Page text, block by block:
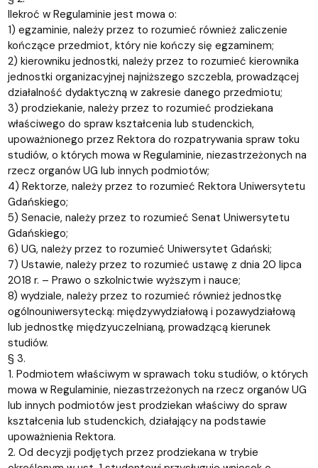
Ilekroć w Regulaminie jest mowa o:
1) egzaminie, należy przez to rozumieć również zaliczenie
kończące przedmiot, który nie kończy się egzaminem;
2) kierowniku jednostki, należy przez to rozumieć kierownika
jednostki organizacyjnej najniższego szczebla, prowadzącej
działalność dydaktyczną w zakresie danego przedmiotu;
3) prodziekanie, należy przez to rozumieć prodziekana
właściwego do spraw kształcenia lub studenckich,
upoważnionego przez Rektora do rozpatrywania spraw toku
studiów, o których mowa w Regulaminie, niezastrzeżonych na
rzecz organów UG lub innych podmiotów;
4) Rektorze, należy przez to rozumieć Rektora Uniwersytetu
Gdańskiego;
5) Senacie, należy przez to rozumieć Senat Uniwersytetu
Gdańskiego;
6) UG, należy przez to rozumieć Uniwersytet Gdański;
7) Ustawie, należy przez to rozumieć ustawę z dnia 20 lipca
2018 r. – Prawo o szkolnictwie wyższym i nauce;
8) wydziale, należy przez to rozumieć również jednostkę
ogólnouniwersytecką: międzywydziałową i pozawydziałową
lub jednostkę międzyuczelnianą, prowadzącą kierunek
studiów.
§ 3.
1. Podmiotem właściwym w sprawach toku studiów, o których
mowa w Regulaminie, niezastrzeżonych na rzecz organów UG
lub innych podmiotów jest prodziekan właściwy do spraw
kształcenia lub studenckich, działający na podstawie
upoważnienia Rektora.
2. Od decyzji podjętych przez prodziekana w trybie